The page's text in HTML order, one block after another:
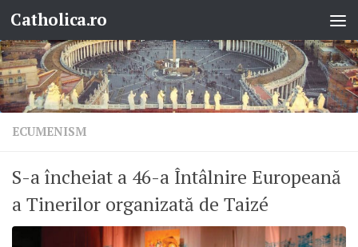
Skip to content
Catholica.ro
ECUMENISM
S-a încheiat a 46-a Întâlnire Europeană
a Tinerilor organizată de Taizé